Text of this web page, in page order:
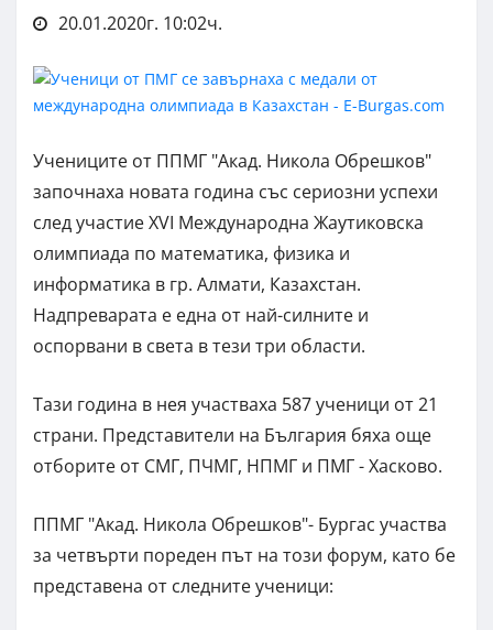
20.01.2020г. 10:02ч.
Учениците от ППМГ "Акад. Никола Обрешков"
започнаха новата година със сериозни успехи
след участие XVI Международна Жаутиковска
олимпиада по математика, физика и
информатика в гр. Алмати, Казахстан.
Надпреварата е една от най-силните и
оспорвани в света в тези три области.
Тази година в нея участваха 587 ученици от 21
страни. Представители на България бяха още
отборите от СМГ, ПЧМГ, НПМГ и ПМГ - Хасково.
ППМГ "Акад. Никола Обрешков"- Бургас участва
за четвърти пореден път на този форум, като бе
представена от следните ученици: